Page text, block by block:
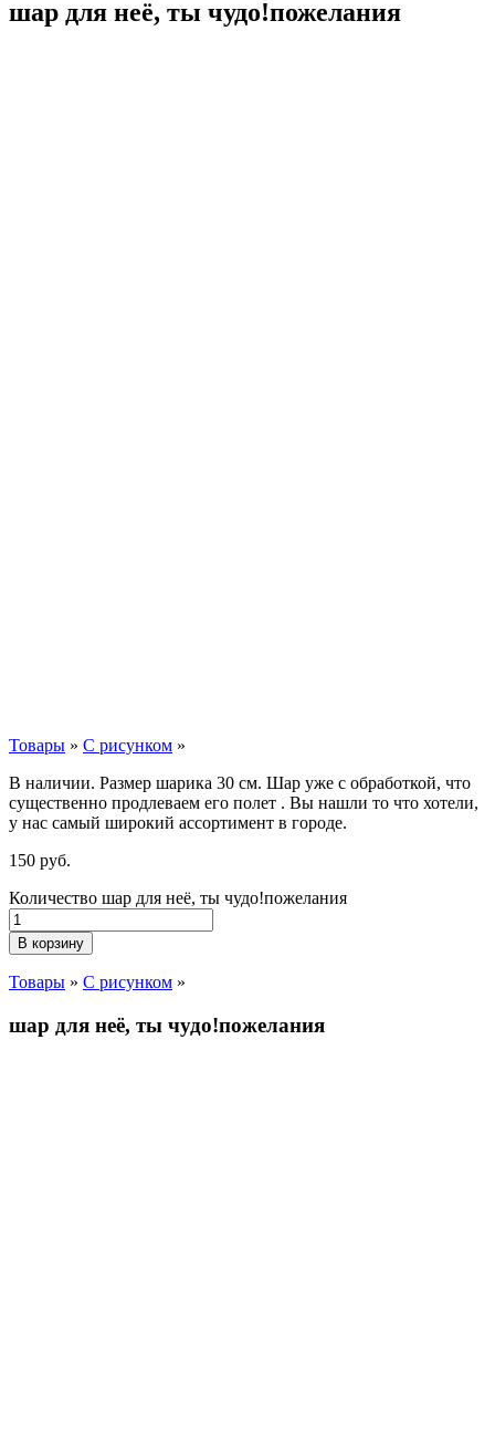
шар для неё, ты чудо!пожелания
Товары » С рисунком »
В наличии. Размер шарика 30 см. Шар уже с обработкой, что
существенно продлеваем его полет . Вы нашли то что хотели,
у нас самый широкий ассортимент в городе.
150 руб.
Количество шар для неё, ты чудо!пожелания
В корзину
Товары » С рисунком »
шар для неё, ты чудо!пожелания